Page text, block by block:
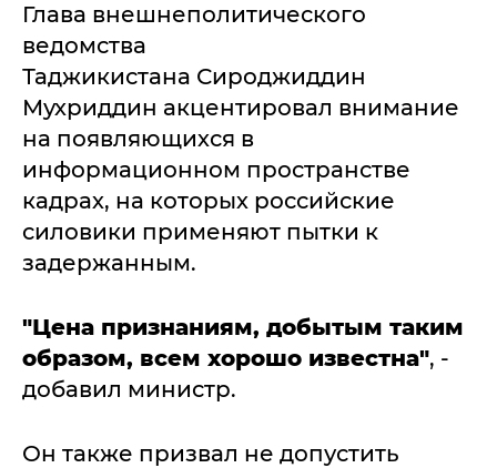
Глава внешнеполитического
ведомства
Таджикистана Сироджиддин
Мухриддин акцентировал внимание
на появляющихся в
информационном пространстве
кадрах, на которых российские
силовики применяют пытки к
задержанным.
"Цена признаниям, добытым таким
образом, всем хорошо известна", -
добавил министр.
Он также призвал не допустить